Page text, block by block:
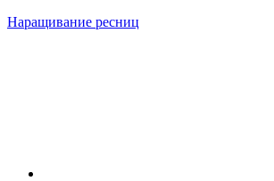
Наращивание ресниц